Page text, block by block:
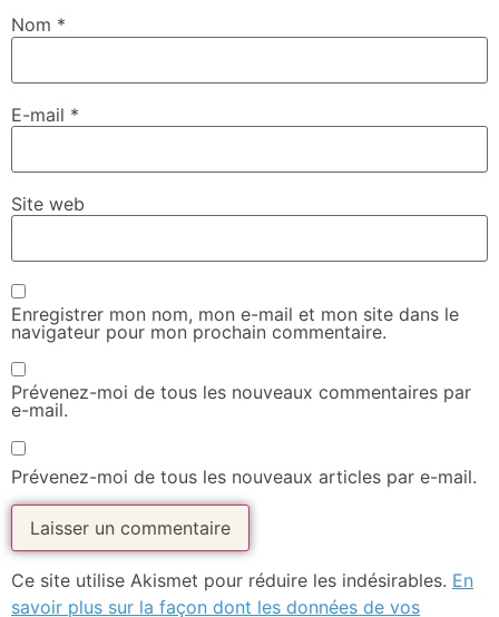
Nom *
E-mail *
Site web
Enregistrer mon nom, mon e-mail et mon site dans le
navigateur pour mon prochain commentaire.
Prévenez-moi de tous les nouveaux commentaires par
e-mail.
Prévenez-moi de tous les nouveaux articles par e-mail.
Ce site utilise Akismet pour réduire les indésirables. En
savoir plus sur la façon dont les données de vos